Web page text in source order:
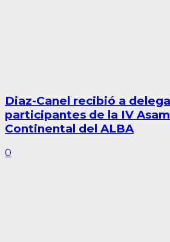
Diaz-Canel recibió a
participantes de la IV
Continental del ALBA
0